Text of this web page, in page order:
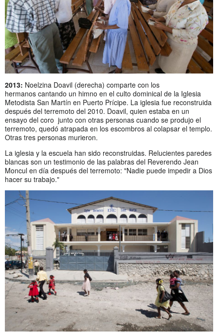
2013: Noelzina Doavil (derecha) comparte con los
hermanos cantando un himno en el culto dominical de la Iglesia
Metodista San Martín en Puerto Prícipe. La iglesia fue reconstruida
después del terremoto del 2010. Doavil, quien estaba en un
ensayo del coro junto con otras personas cuando se produjo el
terremoto, quedó atrapada en los escombros al colapsar el templo.
Otras tres personas murieron.
La iglesia y la escuela han sido reconstruidas. Relucientes paredes
blancas son un testimonio de las palabras del Reverendo Jean
Moncul en día después del terremoto: "Nadie puede impedir a Dios
hacer su trabajo."